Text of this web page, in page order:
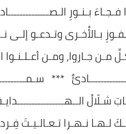
فـجـاءَ بـنـورِ
بـالأُخـرى وتـدعـو
مـن جـاروا، ومـن أعـلـنـوا
***
شـلّالُ
لـهـا نـهـرا تـعـالـيـتَ